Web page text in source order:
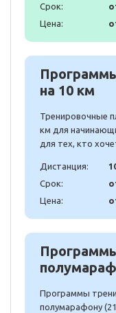
Срок:
Цена:
на 10 км
Тренировочные
км для
для тех, кто
Дистанция:
Срок:
Цена:
Программы
полумарафону